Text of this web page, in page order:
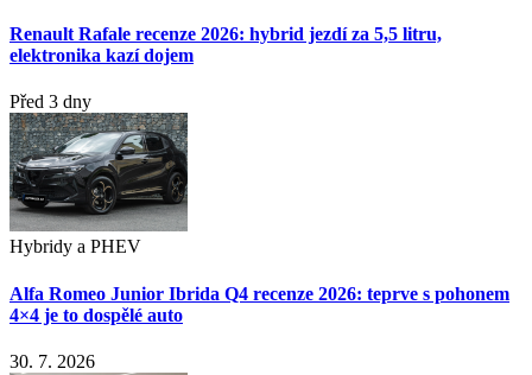
Renault Rafale recenze 2026: hybrid jezdí za 5,5 litru,
elektronika kazí dojem
Před 3 dny
Hybridy a PHEV
Alfa Romeo Junior Ibrida Q4 recenze 2026: teprve s pohonem
4×4 je to dospělé auto
30. 7. 2026